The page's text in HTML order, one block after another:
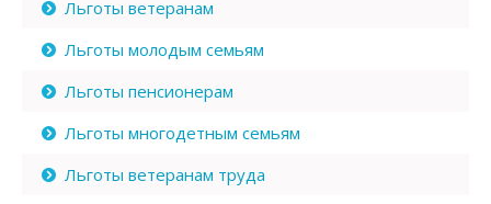
Льготы ветеранам
Льготы молодым семьям
Льготы пенсионерам
Льготы многодетным семьям
Льготы ветеранам труда